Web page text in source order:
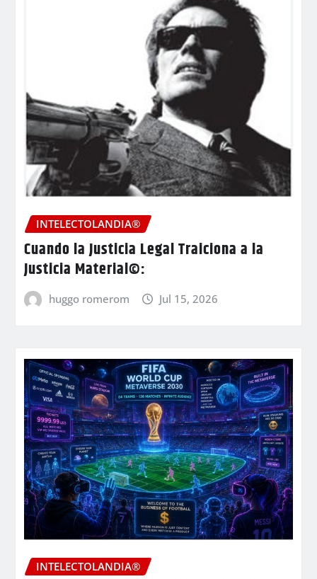
INTELECTOLANDIA®
Cuando la Justicia Legal Traiciona a la
Justicia Material©:
huggo romerom Jul 15, 2026
INTELECTOLANDIA®